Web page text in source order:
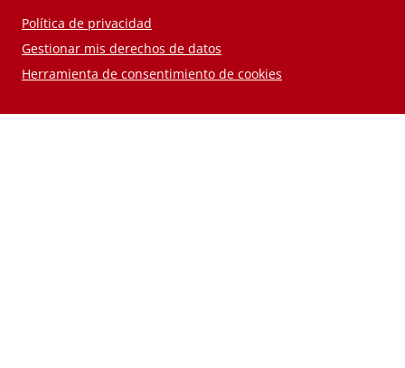
Política de privacidad
Gestionar mis derechos de datos
Herramienta de consentimiento de cookies